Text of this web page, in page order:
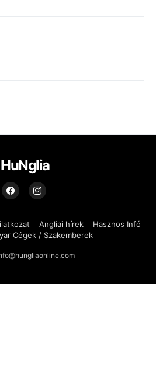
HuNglia
Angliai hírek
Hasznos Infó
Cégek / Szakemberek